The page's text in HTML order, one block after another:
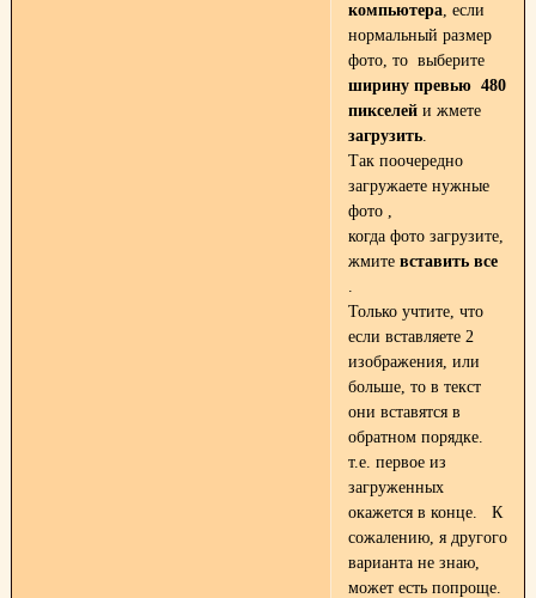
компьютера, если
нормальный размер
фото, то выберите
ширину превью 480
пикселейи жмете
загрузить.
Так поочередно
загружаете нужные
фото ,
когда фото загрузите,
жмите вставить все
.
Только учтите, что
если вставляете 2
изображения, или
больше, то в текст
они вставятся в
обратном порядке.
т.е. первое из
загруженных
окажется в конце. К
сожалению, я другого
варианта не знаю,
может есть попроще.